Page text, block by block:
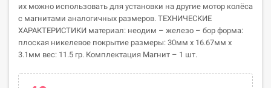
их можно использовать для установки на другие мотор колёса
с магнитами аналогичных размеров. ТЕХНИЧЕСКИЕ
ХАРАКТЕРИСТИКИ материал: неодим – железо – бор форма:
плоская никелевое покрытие размеры: 30мм х 16.67мм х
3.1мм вес: 11.5 гр. Комплектация Магнит – 1 шт.